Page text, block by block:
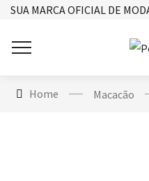
SUA MARCA OFICIAL DE
Home Macacão